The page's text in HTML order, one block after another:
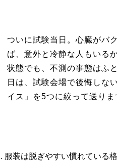
ついに試験当日。心臓がバ
ば、意外と冷静な人もいる
状態でも、不測の事態はふ
日は、試験会場で後悔しな
イス」を5つに絞って送りま
服装は脱ぎやすい慣れている